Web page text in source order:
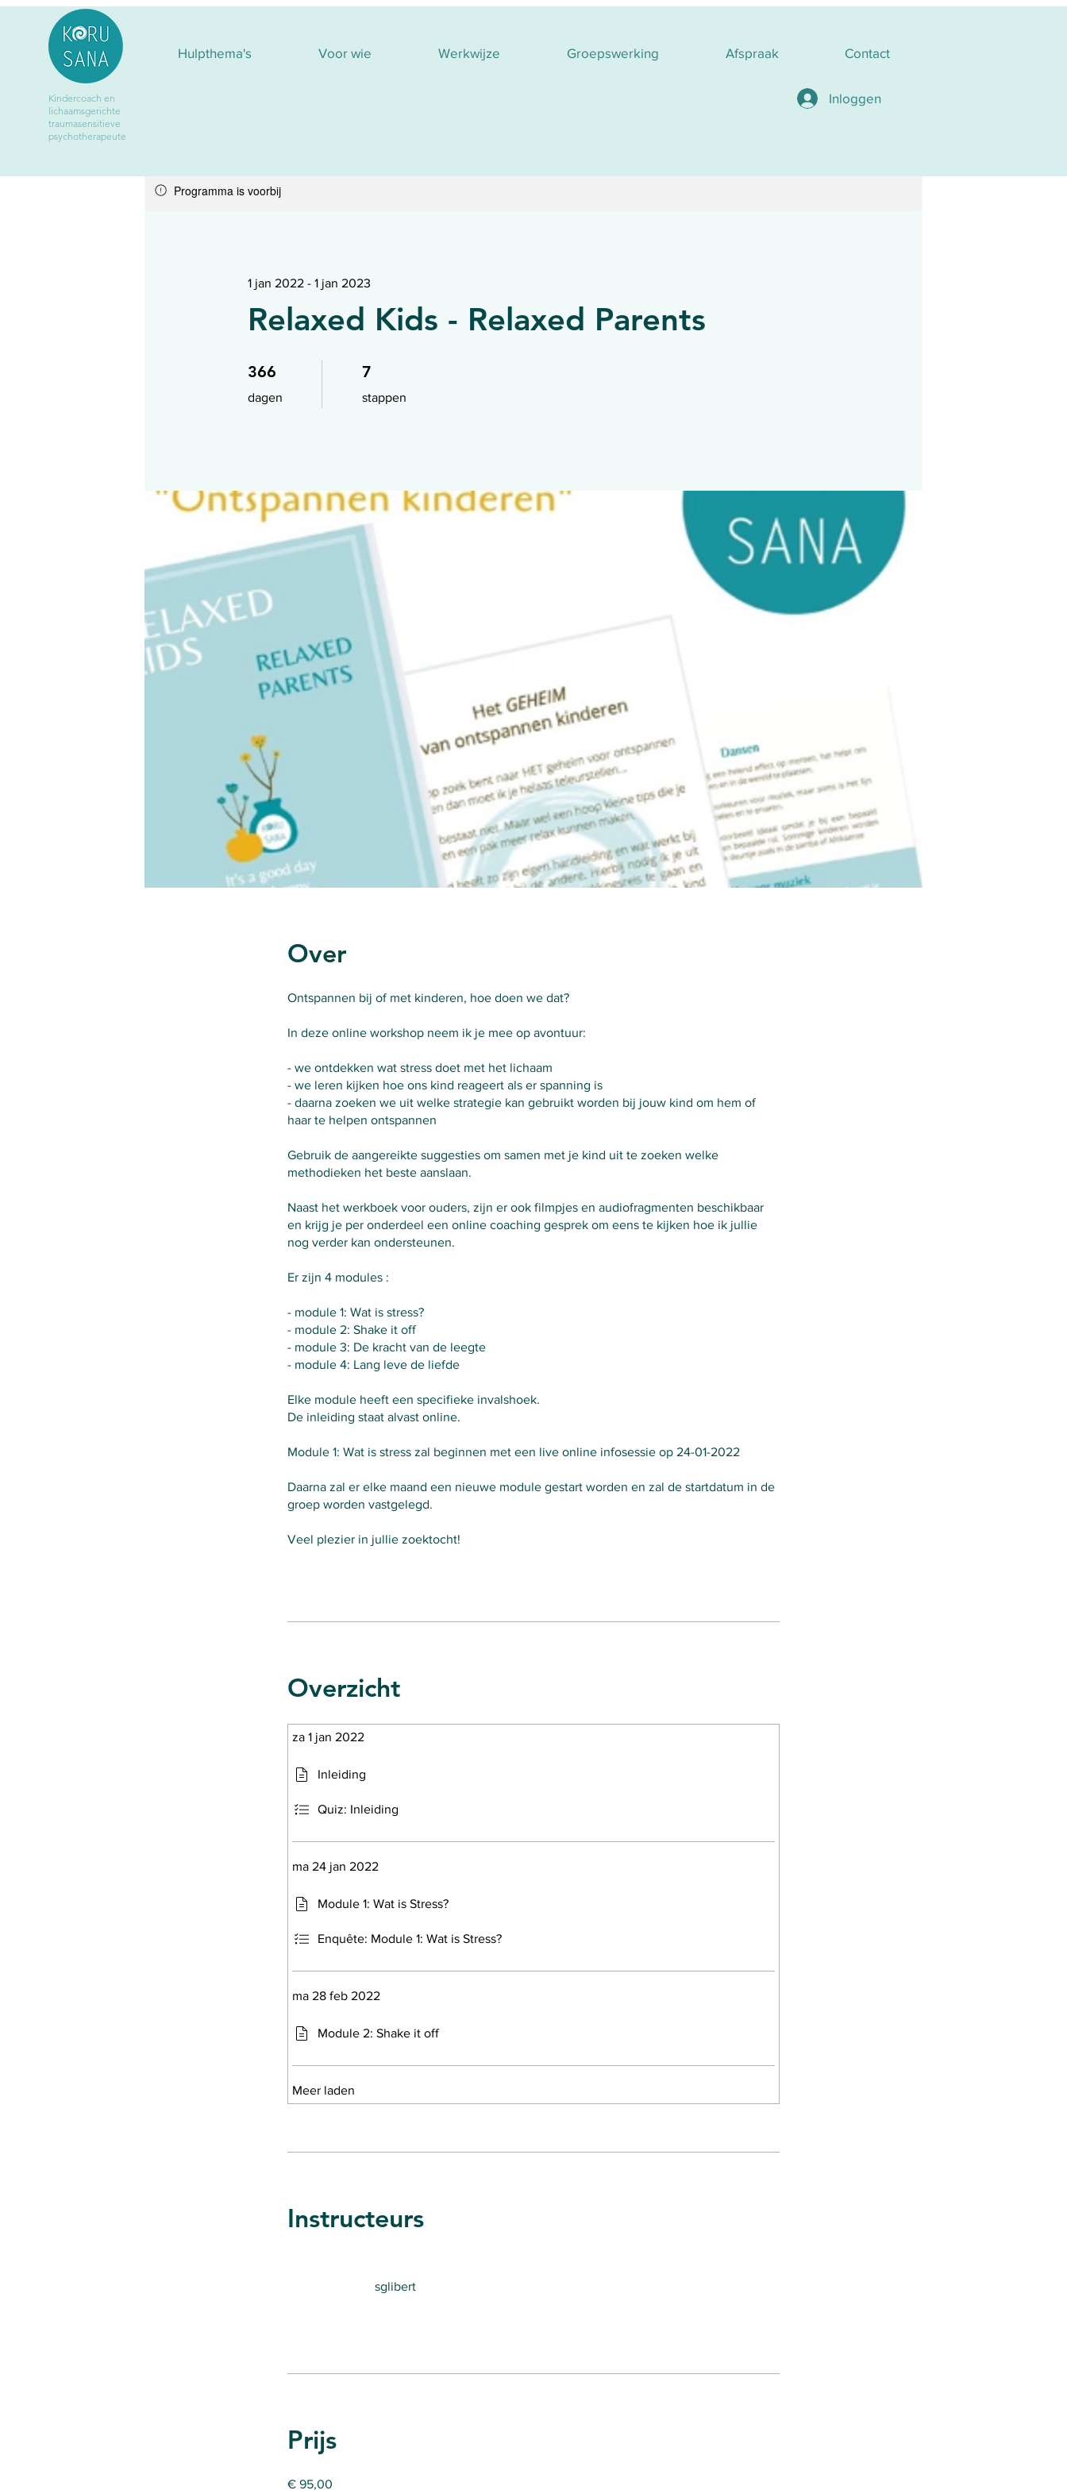
Kindercoach en
lichaamsgerichte
traumasensitieve
psychotherapeute
Inloggen
Hulpthema's Voor wie Werkwijze Groepswerking Afspraak Contact
Programma is voorbij
Relaxed Kids - Relaxed Parents
1 jan 2022 - 1 jan 2023
366
dagen
366 dagen 7
stappen
7 stappen
Over
Ontspannen bij of met kinderen, hoe doen we dat?
In deze online workshop neem ik je mee op avontuur:
- we ontdekken wat stress doet met het lichaam
- we leren kijken hoe ons kind reageert als er spanning is
- daarna zoeken we uit welke strategie kan gebruikt worden bij jouw kind om hem of
haar te helpen ontspannen
Gebruik de aangereikte suggesties om samen met je kind uit te zoeken welke
methodieken het beste aanslaan.
Naast het werkboek voor ouders, zijn er ook filmpjes en audiofragmenten beschikbaar
en krijg je per onderdeel een online coaching gesprek om eens te kijken hoe ik jullie
nog verder kan ondersteunen.
Er zijn 4 modules :
- module 1: Wat is stress?
- module 2: Shake it off
- module 3: De kracht van de leegte
- module 4: Lang leve de liefde
Elke module heeft een specifieke invalshoek.
De inleiding staat alvast online.
Module 1: Wat is stress zal beginnen met een live online infosessie op 24-01-2022
Daarna zal er elke maand een nieuwe module gestart worden en zal de startdatum in de
groep worden vastgelegd.
Veel plezier in jullie zoektocht!
Overzicht
za 1 jan 2022
Inleiding
Quiz: Inleiding
ma 24 jan 2022
Module 1: Wat is Stress?
Enquête: Module 1: Wat is Stress?
ma 28 feb 2022
Module 2: Shake it off
Meer laden
Instructeurs
sglibert
Prijs
€ 95,00